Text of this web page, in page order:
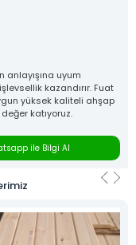
uyum
kazandırır. Fuat
yüksek kaliteli ahşap
katıyoruz.
ile Bilgi Al